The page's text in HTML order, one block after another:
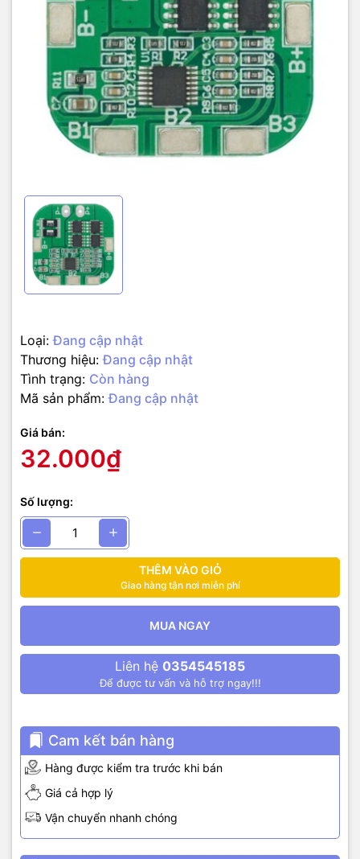
Loại: Đang cập nhật
Thương hiệu: Đang cập nhật
Tình trạng: Còn hàng
Mã sản phẩm: Đang cập nhật
Giá bán:
32.000₫
Số lượng:
THÊM VÀO GIỎ
Giao hàng tận nơi miễn phí
MUA NGAY
Liên hệ 0354545185
Để được tư vấn và hỗ trợ ngay!!!
Cam kết bán hàng
Hàng được kiểm tra trước khi bán
Giá cả hợp lý
Vận chuyển nhanh chóng